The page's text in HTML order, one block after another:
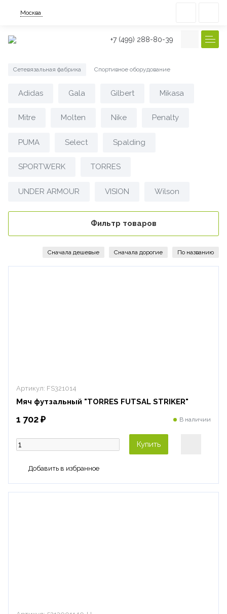
Москва
+7 (499) 288-80-39
Сетевязальная фабрика Спортивное оборудование
Adidas Gala Gilbert Mikasa
Mitre Molten Nike Penalty
PUMA Select Spalding
SPORTWERK TORRES
UNDER ARMOUR VISION Wilson
Фильтр товаров
Артикул: FS321014
Мяч футзальный "TORRES FUTSAL STRIKER"
1 702 ₽ В наличии
Купить